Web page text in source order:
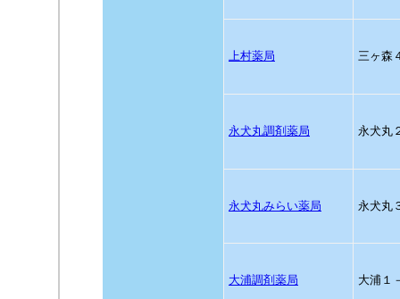
上村薬局 三ヶ森
永犬丸調剤薬局 永犬丸
永犬丸みらい薬局 永犬丸
大浦調剤薬局 大浦１